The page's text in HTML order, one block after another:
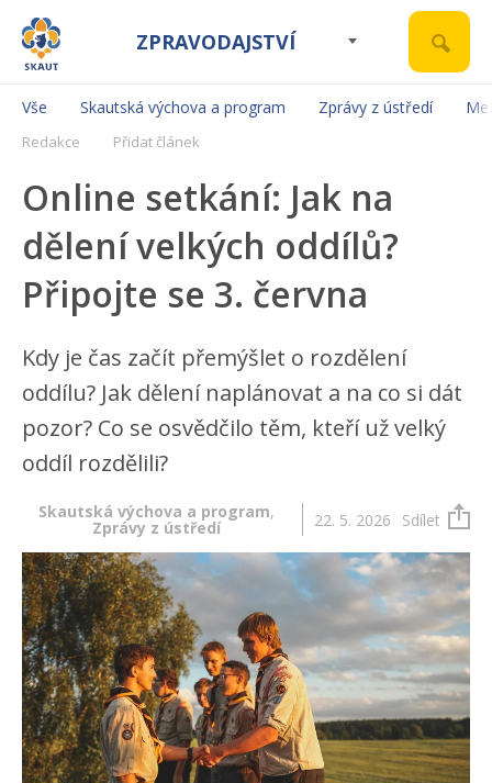
ZPRAVODAJSTVÍ
Vše Skautská výchova a program Zprávy z ústředí
Redakce Přidat článek
Online setkání: Jak na
dělení velkých oddílů?
Připojte se 3. června
Kdy je čas začít přemýšlet o rozdělení
oddílu? Jak dělení naplánovat a na co si dát
pozor? Co se osvědčilo těm, kteří už velký
oddíl rozdělili?
Skautská výchova a program,
Zprávy z ústředí 22. 5. 2026 Sdílet